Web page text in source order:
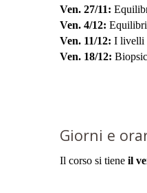
Ven. 27/11:
Ven. 4/12:
Ven. 11/12: I livelli
Ven. 18/12:
Giorni e
Il corso si tieneil